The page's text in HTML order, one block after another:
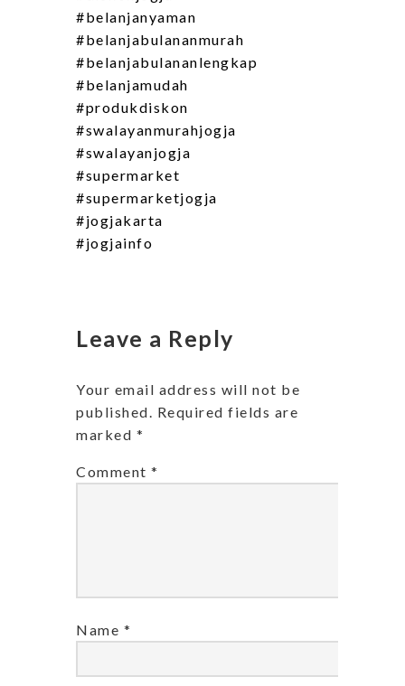
#belanjanyaman
#belanjabulananmurah
#belanjabulananlengkap
#belanjamudah
#produkdiskon
#swalayanmurahjogja
#swalayanjogja
#supermarket
#supermarketjogja
#jogjakarta
#jogjainfo
Leave a Reply
Your email address will not be
published. Required fields are
marked *
Comment *
Name *